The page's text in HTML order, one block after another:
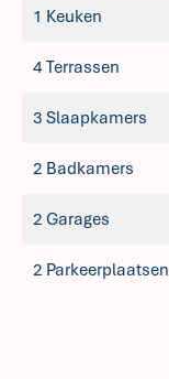
1 Keuken
4 Terrassen
3 Slaapkamers
2 Badkamers
2 Garages
2 Parkeerplaatsen